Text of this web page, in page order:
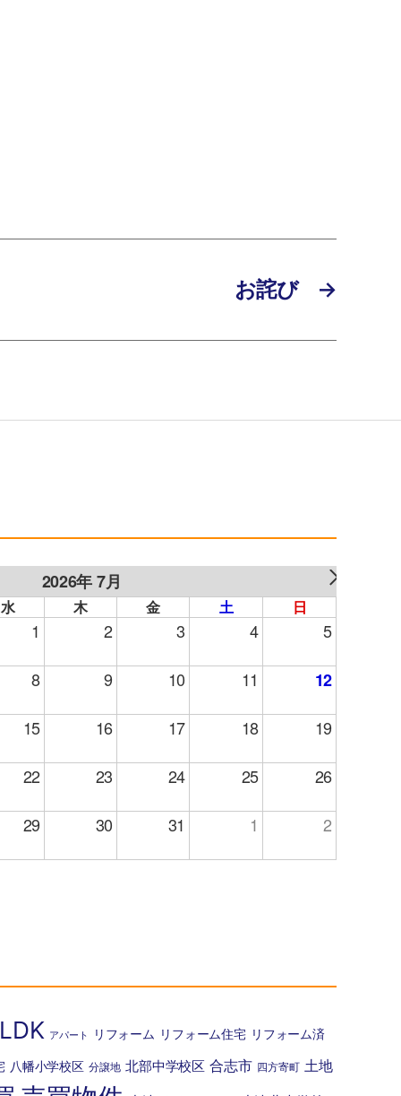
→
お詫び
2026年 7月
水 木 金 土 日
1 2 3 4 5
8 9 10 11 12
15 16 17 18 19
22 23 24 25 26
29 30 31 1 2
アパート リフォーム リフォーム住宅 リフォーム済
八幡小学校区 分譲地 北部中学校区 合志市 四方寄町 土地